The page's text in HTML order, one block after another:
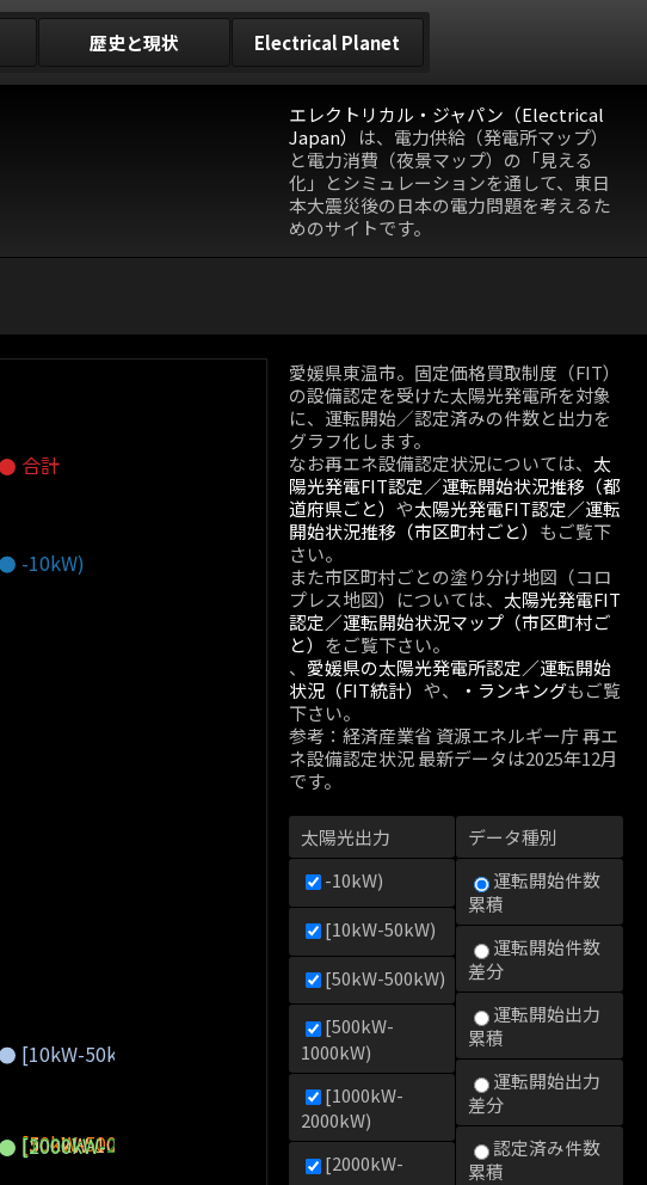
歴史と現状 Electrical Planet
エレクトリカル・ジャパン（Electrical
Japan） は、電力供給（発電所マップ）
と電力消費（夜景マップ）の「見える
化」とシミュレーションを通して、東日
本大震災後の日本の電力問題を考えるた
めのサイトです。
-10kW)
[10kW-50kW)
[50kW-500kW)
[500kW-1000kW)
[1000kW-2000kW)
[2000kW-
合計
愛媛県東温市。固定価格買取制度（FIT）
の設備認定を受けた太陽光発電所を対象
に、運転開始／認定済みの件数と出力を
グラフ化します。
なお再エネ設備認定状況については、 太
陽光発電FIT認定／運転開始状況推移（都
道府県ごと） や太陽光発電FIT認定／運転
開始状況推移（市区町村ごと） もご覧下
さい。
また市区町村ごとの塗り分け地図（コロ
プレス地図）については、 太陽光発電FIT
認定／運転開始状況マップ（市区町村ご
と） をご覧下さい。
、 愛媛県の太陽光発電所認定／運転開始
状況（FIT統計） や、 ・ランキングもご覧
下さい。
参考：経済産業省 資源エネルギー庁 再エ
ネ設備認定状況 最新データは2025年12月
です。
太陽光出力
-10kW)
[10kW-50kW)
[50kW-500kW)
[500kW-
1000kW)
[1000kW-
2000kW)
[2000kW-
データ種別
運転開始件数
累積
運転開始件数
差分
運転開始出力
累積
運転開始出力
差分
認定済み件数
累積